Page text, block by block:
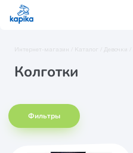
Интернет-магазин / Каталог / Девочки /
Колготки
Фильтры